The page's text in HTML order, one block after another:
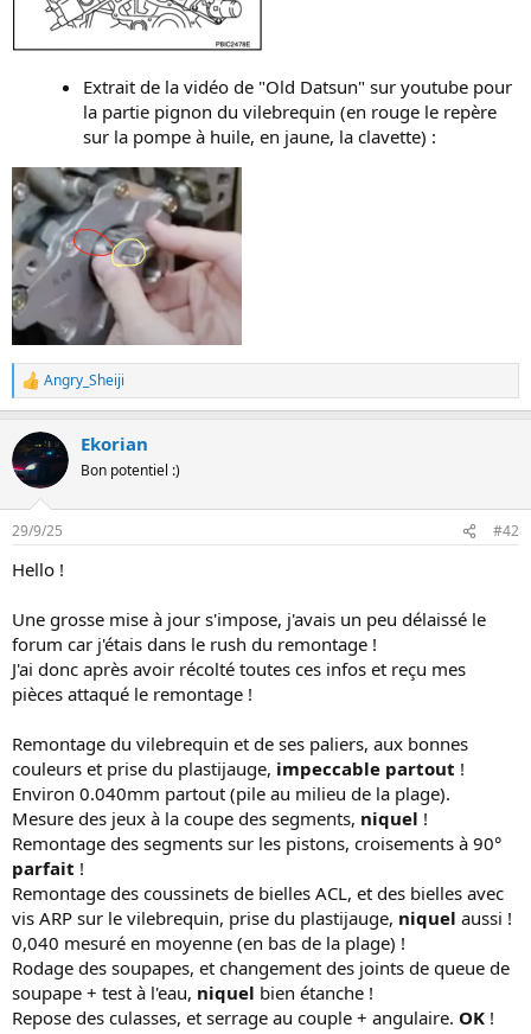
Extrait de la vidéo de "Old Datsun" sur youtube pour
la partie pignon du vilebrequin (en rouge le repère
sur la pompe à huile, en jaune, la clavette) :
L
e
r
é
a
i
n
:
Angry_Sheiji
Ekorian
Bon potentiel :)
29/9/25 #42
Hello !
Une grosse mise à jour s'impose, j'avais un peu délaissé le
forum car j'étais dans le rush du remontage !
J'ai donc après avoir récolté toutes ces infos et reçu mes
pièces attaqué le remontage !
Remontage du vilebrequin et de ses paliers, aux bonnes
couleurs et prise du plastijauge, impeccable partout !
Environ 0.040mm partout (pile au milieu de la plage).
Mesure des jeux à la coupe des segments, niquel !
Remontage des segments sur les pistons, croisements à 90°
parfait !
Remontage des coussinets de bielles ACL, et des bielles avec
vis ARP sur le vilebrequin, prise du plastijauge, niquel aussi !
0,040 mesuré en moyenne (en bas de la plage) !
Rodage des soupapes, et changement des joints de queue de
soupape + test à l'eau, niquel bien étanche !
Repose des culasses, et serrage au couple + angulaire. OK !